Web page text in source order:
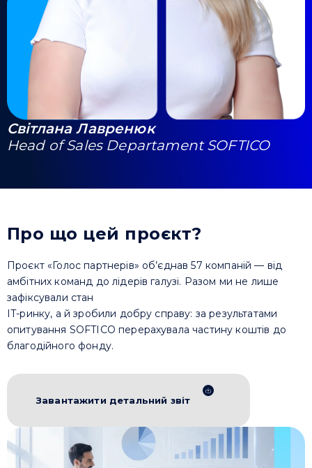
Світлана Лавренюк
Head of Sales Departament SOFTICO
Про що цей проєкт?
Проєкт «Голос партнерів» об’єднав 57 компаній — від
амбітних команд до лідерів галузі. Разом ми не лише
зафіксували стан
IT-ринку, а й зробили добру справу: за результатами
опитування SOFTICO перерахувала частину коштів до
благодійного фонду.
Завантажити детальний звіт